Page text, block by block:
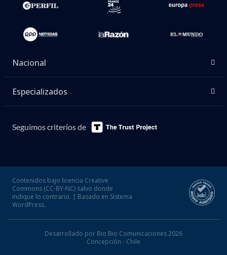
Nacional
Especializados
Seguimos criterios de
Contenidos bajo licencia Creative
Commons (CC-BY-NC) salvo donde
indique lo contrario. | Basado en Sistema
WordPress.
Desarrollado por Bio Bio Comunicaciones 2026
Concepción - Chile